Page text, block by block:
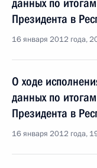
данных по
Президента в
16 января 2012 года,
О ходе
данных по
Президента в
16 января 2012 года,